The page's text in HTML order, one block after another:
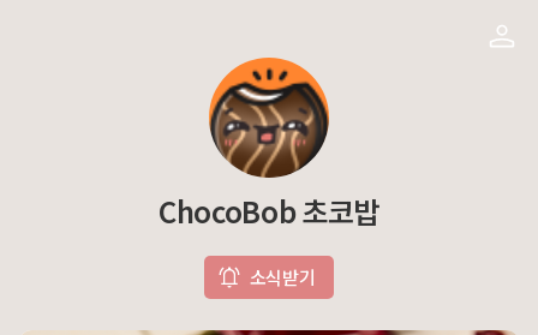
ChocoBob 초코밥
소식받기